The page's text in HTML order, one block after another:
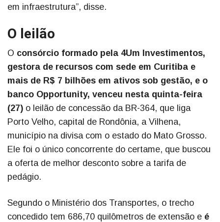
em infraestrutura”, disse.
O leilão
O consórcio formado pela 4Um Investimentos,
gestora de recursos com sede em Curitiba e
mais de R$ 7 bilhões em ativos sob gestão, e o
banco Opportunity, venceu nesta quinta-feira
(27) o leilão de concessão da BR-364, que liga
Porto Velho, capital de Rondônia, a Vilhena,
município na divisa com o estado do Mato Grosso.
Ele foi o único concorrente do certame, que buscou
a oferta de melhor desconto sobre a tarifa de
pedágio.
Segundo o Ministério dos Transportes, o trecho
concedido tem 686,70 quilômetros de extensão e é